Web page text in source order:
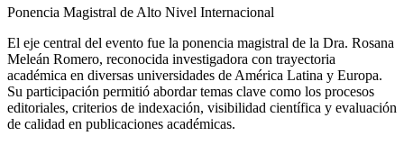
Ponencia Magistral de Alto Nivel Internacional
El eje central del evento fue la ponencia magistral de la Dra. Rosana
Meleán Romero, reconocida investigadora con trayectoria
académica en diversas universidades de América Latina y Europa.
Su participación permitió abordar temas clave como los procesos
editoriales, criterios de indexación, visibilidad científica y evaluación
de calidad en publicaciones académicas.